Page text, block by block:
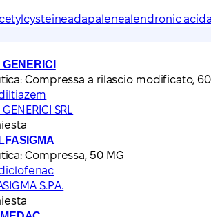
adapalenealendronic acid
Compressa a rilascio modificato,
GENERICI SRL
Compressa, 50 MG
S.P.A.